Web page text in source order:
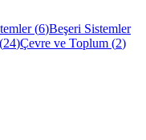
(6)Beşeri Sistemler
24)Çevre ve Toplum (2)